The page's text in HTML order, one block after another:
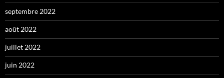
septembre 2022
août 2022
juillet 2022
juin 2022